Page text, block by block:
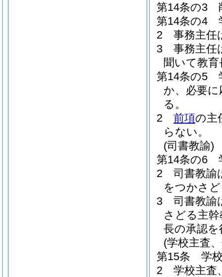
第14条の3
第14条の4
2
事務主任
3
事務主任
聞いて教
第14条の5
か、必要
る。
2
前項の主
らない。
(司書教諭)
第14条の6
2
司書教諭
をつかさ
3
司書教諭
さどる主
長の承認
(学校主査
第15条
学
2
学校主査